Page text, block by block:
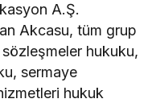
A.Ş.
Akcasu, tüm grup
hukuku,
sermaye
hukuk